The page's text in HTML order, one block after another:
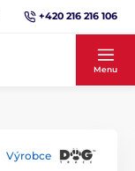
+420 216 216 106
Menu
Výrobce